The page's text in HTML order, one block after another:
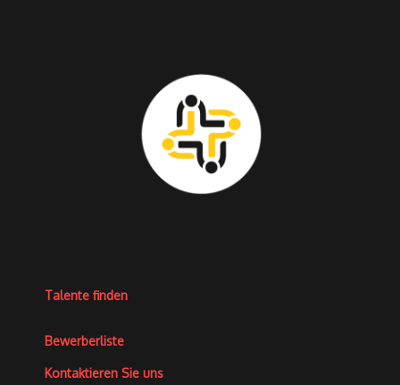
Talente finden
Bewerberliste
Kontaktieren Sie uns